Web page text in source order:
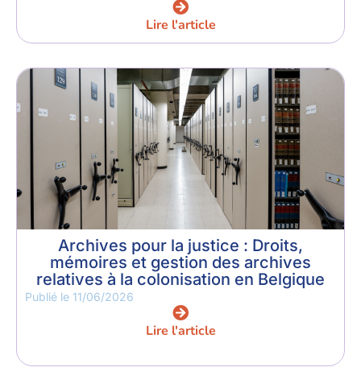
Lire l'article
Archives pour la justice : Droits,
mémoires et gestion des archives
relatives à la colonisation en Belgique
Publié le 11/06/2026
Lire l'article